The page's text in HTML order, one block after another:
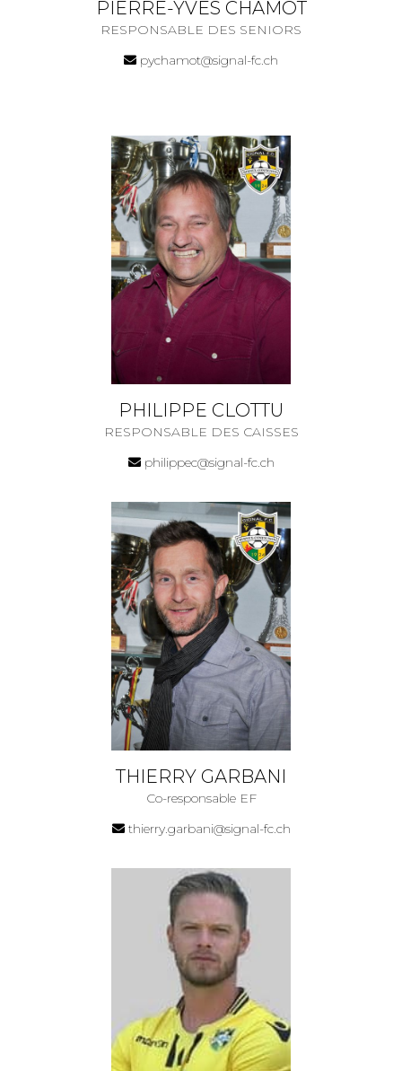
PIERRE-YVES CHAMOT
RESPONSABLE DES SENIORS
pychamot@signal-fc.ch
PHILIPPE CLOTTU
RESPONSABLE DES CAISSES
philippec@signal-fc.ch
THIERRY GARBANI
Co-responsable EF
thierry.garbani@signal-fc.ch